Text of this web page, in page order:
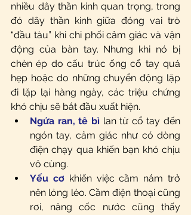
nhiều dây thần kinh quan trọng, trong
đó dây thần kinh giữa đóng vai trò
“đầu tàu” khi chi phối cảm giác và vận
động của bàn tay. Nhưng khi nó bị
chèn ép do cấu trúc ống cổ tay quá
hẹp hoặc do những chuyển động lặp
đi lặp lại hàng ngày, các triệu chứng
khó chịu sẽ bắt đầu xuất hiện.
Ngứa ran, tê bì lan từ cổ tay đến
ngón tay, cảm giác như có dòng
điện chạy qua khiến bạn khó chịu
vô cùng.
Yếu cơ khiến việc cầm nắm trở
nên lỏng lẻo. Cầm điện thoại cũng
rơi, nâng cốc nước cũng thấy